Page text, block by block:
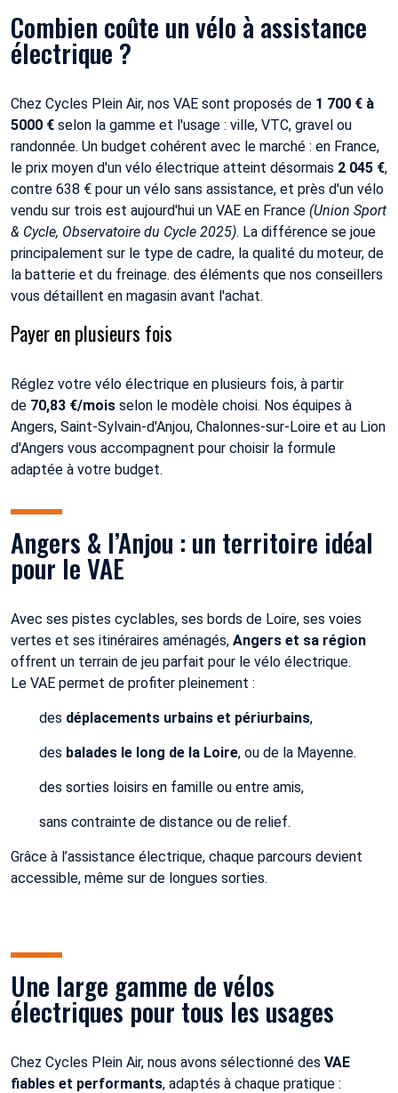
Combien coûte un vélo à assistance
électrique ?
Chez Cycles Plein Air, nos VAE sont proposés de 1 700 € à
5000 € selon la gamme et l'usage : ville, VTC, gravel ou
randonnée. Un budget cohérent avec le marché : en France,
le prix moyen d'un vélo électrique atteint désormais 2 045 €,
contre 638 € pour un vélo sans assistance, et près d'un vélo
vendu sur trois est aujourd'hui un VAE en France (Union Sport
& Cycle, Observatoire du Cycle 2025). La différence se joue
principalement sur le type de cadre, la qualité du moteur, de
la batterie et du freinage. des éléments que nos conseillers
vous détaillent en magasin avant l'achat.
Payer en plusieurs fois
Réglez votre vélo électrique en plusieurs fois, à partir
de 70,83 €/mois selon le modèle choisi. Nos équipes à
Angers, Saint-Sylvain-d'Anjou, Chalonnes-sur-Loire et au Lion
d'Angers vous accompagnent pour choisir la formule
adaptée à votre budget.
Angers & l’Anjou : un territoire idéal
pour le VAE
Avec ses pistes cyclables, ses bords de Loire, ses voies
vertes et ses itinéraires aménagés, Angers et sa région
offrent un terrain de jeu parfait pour le vélo électrique.
Le VAE permet de profiter pleinement :
des déplacements urbains et périurbains,
des balades le long de la Loire, ou de la Mayenne.
des sorties loisirs en famille ou entre amis,
sans contrainte de distance ou de relief.
Grâce à l’assistance électrique, chaque parcours devient
accessible, même sur de longues sorties.
Une large gamme de vélos
électriques pour tous les usages
Chez Cycles Plein Air, nous avons sélectionné des VAE
fiables et performants, adaptés à chaque pratique :